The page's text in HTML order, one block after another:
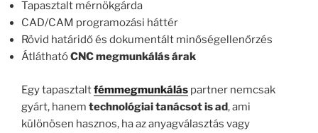
Tapasztalt mérnökgárda
CAD/CAM programozási háttér
Rövid határidő és dokumentált minőségellenőrzés
ÁtláthatóCNC megmunkálás árak
Egy tapasztaltfémmegmunkálás partner nemcsak
gyárt, hanem technológiai tanácsot is ad, ami
különösen hasznos, ha az anyagválasztás vagy